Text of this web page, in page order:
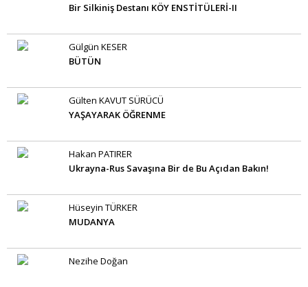
Bir Silkiniş Destanı KÖY ENSTİTÜLERİ-II
Gülgün KESER
BÜTÜN
Gülten KAVUT SÜRÜCÜ
YAŞAYARAK ÖĞRENME
Hakan PATIRER
Ukrayna-Rus Savaşına Bir de Bu Açıdan Bakın!
Hüseyin TÜRKER
MUDANYA
Nezihe Doğan